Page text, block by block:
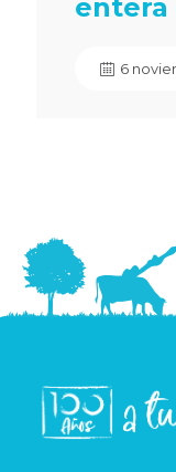
entera
6